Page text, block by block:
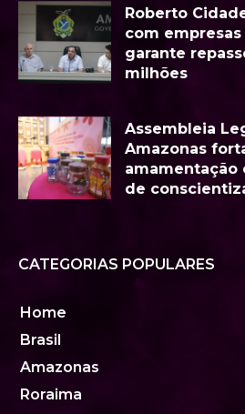
Roberto
com
garante
milhões
Assembleia
Amazonas
amamentação
de
CATEGORIAS POPULARES
Home
Brasil
Amazonas
Roraima